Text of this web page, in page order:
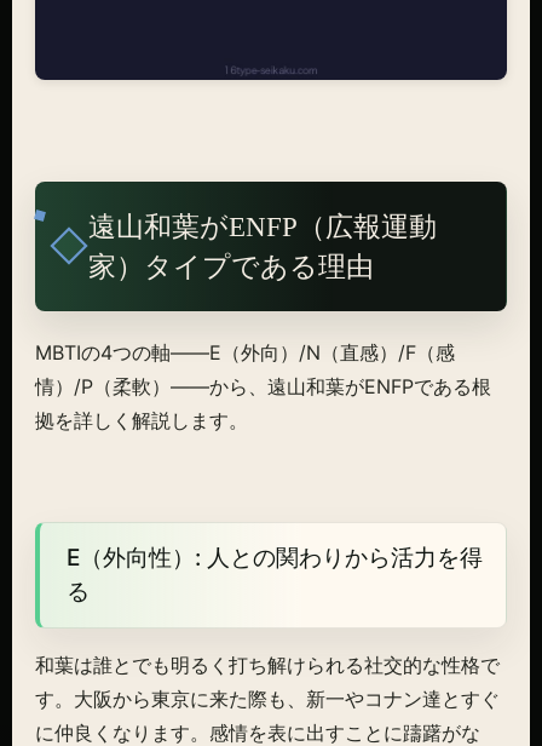
遠山和葉がENFP（広報運動
家）タイプである理由
MBTIの4つの軸——E（外向）/N（直感）/F（感
情）/P（柔軟）——から、遠山和葉がENFPである根
拠を詳しく解説します。
E（外向性）: 人との関わりから活力を得
る
和葉は誰とでも明るく打ち解けられる社交的な性格で
す。大阪から東京に来た際も、新一やコナン達とすぐ
に仲良くなります。感情を表に出すことに躊躇がな